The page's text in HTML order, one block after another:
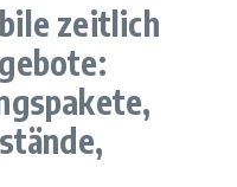
zeitlich